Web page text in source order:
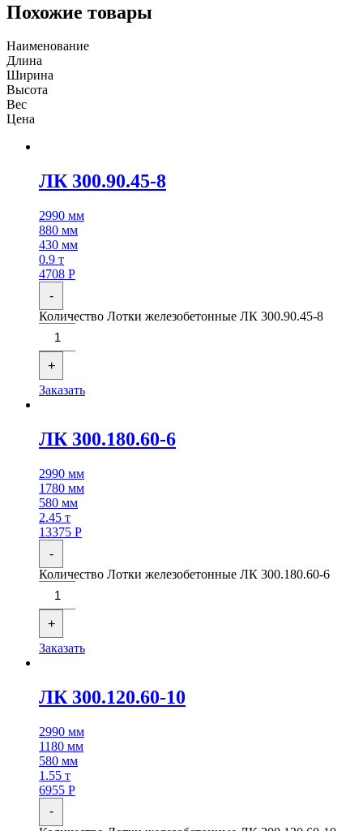
Похожие товары
Наименование
Длина
Ширина
Высота
Вес
Цена
ЛК 300.90.45-8
2990 мм
880 мм
430 мм
0.9 т
4708 Р
-
Количество Лотки железобетонные ЛК 300.90.45-8
+
Заказать
ЛК 300.180.60-6
2990 мм
1780 мм
580 мм
2.45 т
13375 Р
-
Количество Лотки железобетонные ЛК 300.180.60-6
+
Заказать
ЛК 300.120.60-10
2990 мм
1180 мм
580 мм
1.55 т
6955 Р
-